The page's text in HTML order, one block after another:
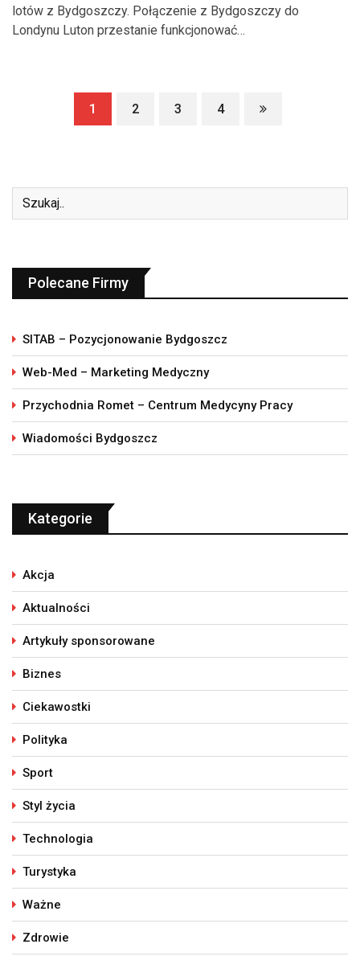
lotów z Bydgoszczy. Połączenie z Bydgoszczy do
Londynu Luton przestanie funkcjonować…
1 2 3 4
Polecane Firmy
SITAB – Pozycjonowanie Bydgoszcz
Web-Med – Marketing Medyczny
Przychodnia Romet – Centrum Medycyny Pracy
Wiadomości Bydgoszcz
Kategorie
Akcja
Aktualności
Artykuły sponsorowane
Biznes
Ciekawostki
Polityka
Sport
Styl życia
Technologia
Turystyka
Ważne
Zdrowie